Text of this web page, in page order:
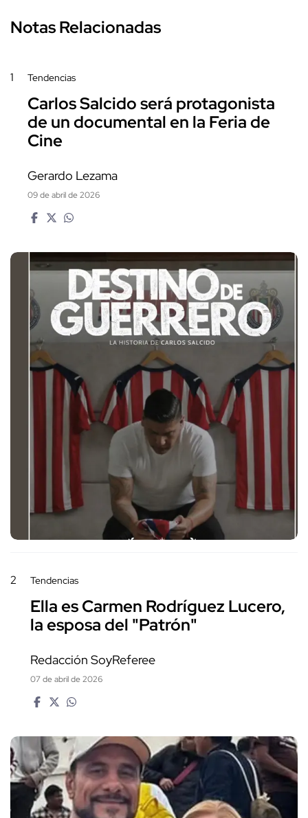
Notas Relacionadas
1 Tendencias
Carlos Salcido será protagonista
de un documental en la Feria de
Cine
Gerardo Lezama
09 de abril de 2026
2 Tendencias
Ella es Carmen Rodríguez Lucero,
la esposa del "Patrón"
Redacción SoyReferee
07 de abril de 2026